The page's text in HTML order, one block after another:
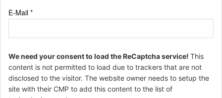
E-Mail *
We need your consent to load the ReCaptcha service! This
content is not permitted to load due to trackers that are not
disclosed to the visitor. The website owner needs to setup the
site with their CMP to add this content to the list of